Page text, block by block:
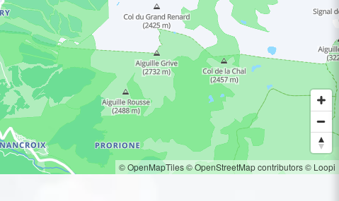
© OpenMapTiles© OpenStreetMap contributors© Loopi